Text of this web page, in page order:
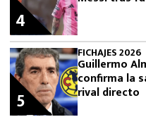
4
FICHAJES 2026
Guillermo
confirma la
rival directo
5